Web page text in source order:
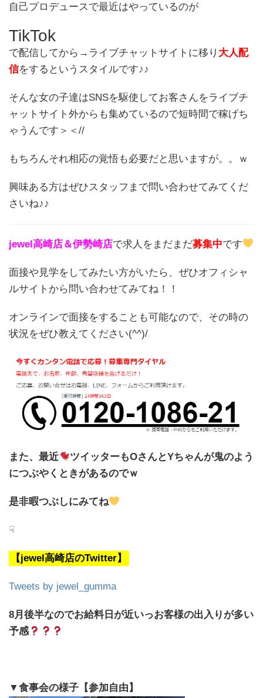
自己プロデュースで最近はやっているのが
TikTok
で配信してから→ライブチャットサイトに移り 大人配
信をするというスタイルです♪♪
そんな女の子達はSNSを駆使してお客さんをライブチ
ャットサイト外からも集めているので短時間で稼げち
ゃうんです＞＜//
もちろんそれ相応の覚悟も必要だと思いますが。。ｗ
興味ある方はぜひスタッフまで問い合わせてみてくだ
さいね♪♪
jewel高崎店＆伊勢崎店で求人をまだまだ募集中です
面接や見学をしてみたい方がいたら、ぜひオフィシャ
ルサイトから問い合わせてみてね！！
オンラインで面接をすることも可能なので、その時の
状況をぜひ教えてください(^^)/
また、最近
ツイッターもOさんとYちゃんが鬼のよう
につぶやくときがあるのでｗ
是非暇つぶしにみてね
☟
【jewel高崎店のTwitter】
Tweets by jewel_gumma
8月後半なのでお給料日が近いっお客様の出入りが多い
予感
▼食事会の様子【参加自由】